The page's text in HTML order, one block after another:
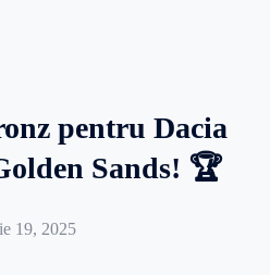
pentru Dacia
Sands! 🏆
19, 2025